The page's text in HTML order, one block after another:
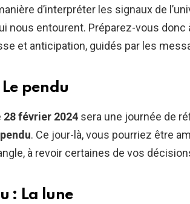
d’interpréter les signaux de
nous entourent. Préparez-vous
et anticipation, guidés par les
pendu
28 février 2024 sera une journée de
pendu. Ce jour-là, vous pourriez être
à revoir certaines de vos
: La lune